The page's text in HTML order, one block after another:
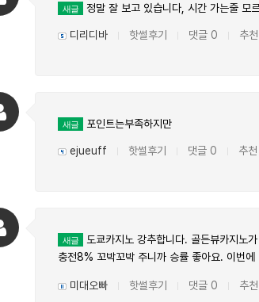
새글 정말 잘 보고 있습니다, 시간 가는줄 모
디리디바 핫썰후기 댓글 0 추
새글 포인트는부족하지만
ejueuff 핫썰후기 댓글 0 추
새글
도쿄카지노 강추합니다. 골든뷰카지노
충전8% 꼬박꼬박 주니까 승률 좋아요. 이번
미대오빠 핫썰후기 댓글 0 추